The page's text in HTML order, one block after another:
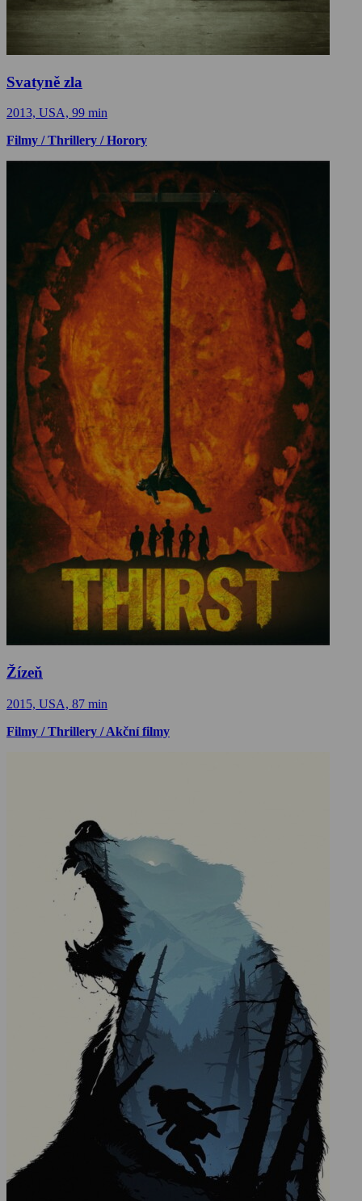
Svatyně zla
2013, USA, 99 min
Filmy / Thrillery / Horory
Žízeň
2015, USA, 87 min
Filmy / Thrillery / Akční filmy